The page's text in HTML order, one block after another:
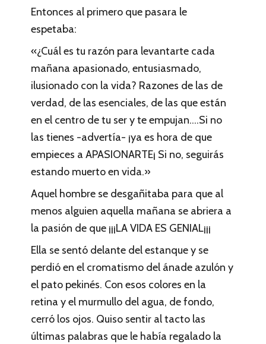
Entonces al primero que pasara le
espetaba:
«¿Cuál es tu razón para levantarte cada
mañana apasionado, entusiasmado,
ilusionado con la vida? Razones de las de
verdad, de las esenciales, de las que están
en el centro de tu ser y te empujan….Si no
las tienes -advertía- ¡ya es hora de que
empieces a APASIONARTE¡ Si no, seguirás
estando muerto en vida.»
Aquel hombre se desgañitaba para que al
menos alguien aquella mañana se abriera a
la pasión de que ¡¡¡LA VIDA ES GENIAL¡¡¡
Ella se sentó delante del estanque y se
perdió en el cromatismo del ánade azulón y
el pato pekinés. Con esos colores en la
retina y el murmullo del agua, de fondo,
cerró los ojos. Quiso sentir al tacto las
últimas palabras que le había regalado la